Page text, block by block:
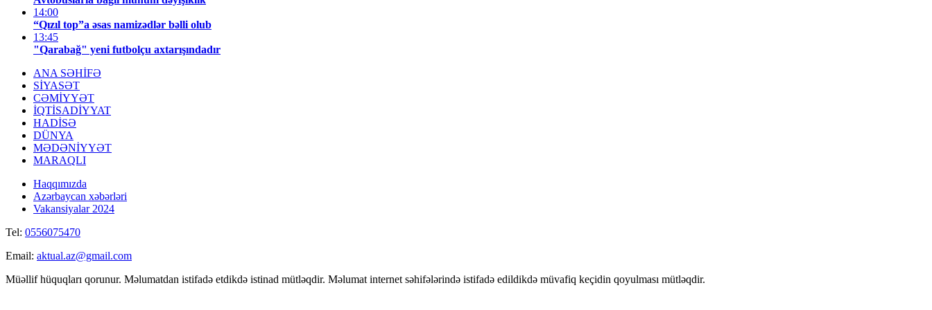
14:00
“Qızıl top”a əsas namizədlər bəlli olub
13:45
"Qarabağ" yeni futbolçu axtarışındadır
ANA SƏHİFƏ
SİYASƏT
CƏMİYYƏT
İQTİSADİYYAT
HADİSƏ
DÜNYA
MƏDƏNİYYƏT
MARAQLI
Haqqımızda
Azərbaycan xəbərləri
Vakansiyalar 2024
Tel: 0556075470
Email: aktual.az@gmail.com
Müəllif hüquqları qorunur. Məlumatdan istifadə etdikdə istinad mütləqdir. Məlumat internet səhifələrində istifadə edildikdə müvafiq keçidin qoyulması mütləqdir.